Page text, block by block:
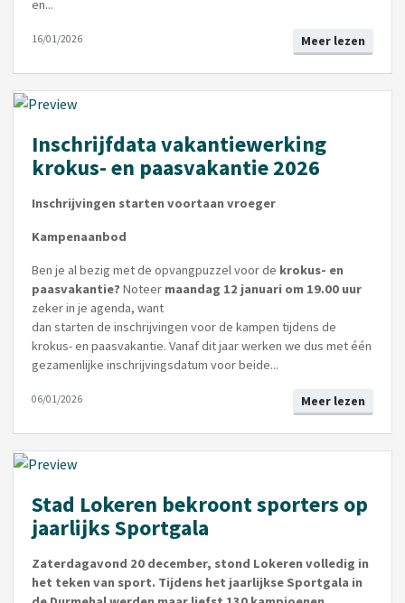
en...
Meer lezen
16/01/2026
Inschrijfdata vakantiewerking
krokus- en paasvakantie 2026
Inschrijvingen starten voortaan vroeger
Kampenaanbod
Ben je al bezig met de opvangpuzzel voor de krokus- en
paasvakantie? Noteer maandag 12 januari om 19.00 uur
zeker in je agenda, want
dan starten de inschrijvingen voor de kampen tijdens de
krokus- en paasvakantie. Vanaf dit jaar werken we dus met één
gezamenlijke inschrijvingsdatum voor beide...
Meer lezen
06/01/2026
Stad Lokeren bekroont sporters op
jaarlijks Sportgala
Zaterdagavond 20 december, stond Lokeren volledig in
het teken van sport. Tijdens het jaarlijkse Sportgala in